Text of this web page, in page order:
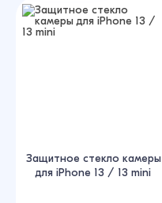
Защитное стекло камеры
для iPhone 13 / 13 mini